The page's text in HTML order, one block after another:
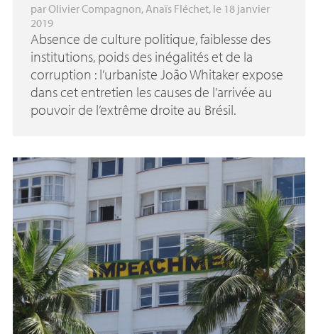
parOlivier Compagnon, Anaïs Fléchet, le 18 janvier
2019
Absence de culture politique, faiblesse des
institutions, poids des inégalités et de la
corruption : l’urbaniste João Whitaker expose
dans cet entretien les causes de l’arrivée au
pouvoir de l’extrême droite au Brésil.